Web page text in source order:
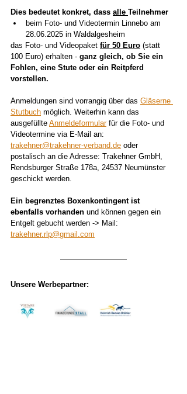
Dies bedeutet konkret, dass alle Teilnehmer
beim Foto- und Videotermin Linnebo am
28.06.2025 in Waldalgesheim
das Foto- und Videopaket für 50 Euro (statt
100 Euro) erhalten - ganz gleich, ob Sie ein
Fohlen, eine Stute oder ein Reitpferd
vorstellen.
Anmeldungen sind vorrangig über das Gläserne
Stutbuch möglich. Weiterhin kann das
ausgefüllte Anmeldeformular für die Foto- und
Videotermine via E-Mail an:
trakehner@trakehner-verband.de oder
postalisch an die Adresse: Trakehner GmbH,
Rendsburger Straße 178a, 24537 Neumünster
geschickt werden.
Ein begrenztes Boxenkontingent ist
ebenfalls vorhanden und können gegen ein
Entgelt gebucht werden -> Mail:
trakehner.rlp@gmail.com
Unsere Werbepartner: